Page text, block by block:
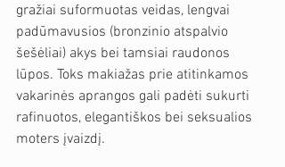
gražiai suformuotas veidas, lengvai
padūmavusios (bronzinio atspalvio
šešėliai) akys bei tamsiai raudonos
lūpos. Toks makiažas prie atitinkamos
vakarinės aprangos gali padėti sukurti
rafinuotos, elegantiškos bei seksualios
moters įvaizdį.